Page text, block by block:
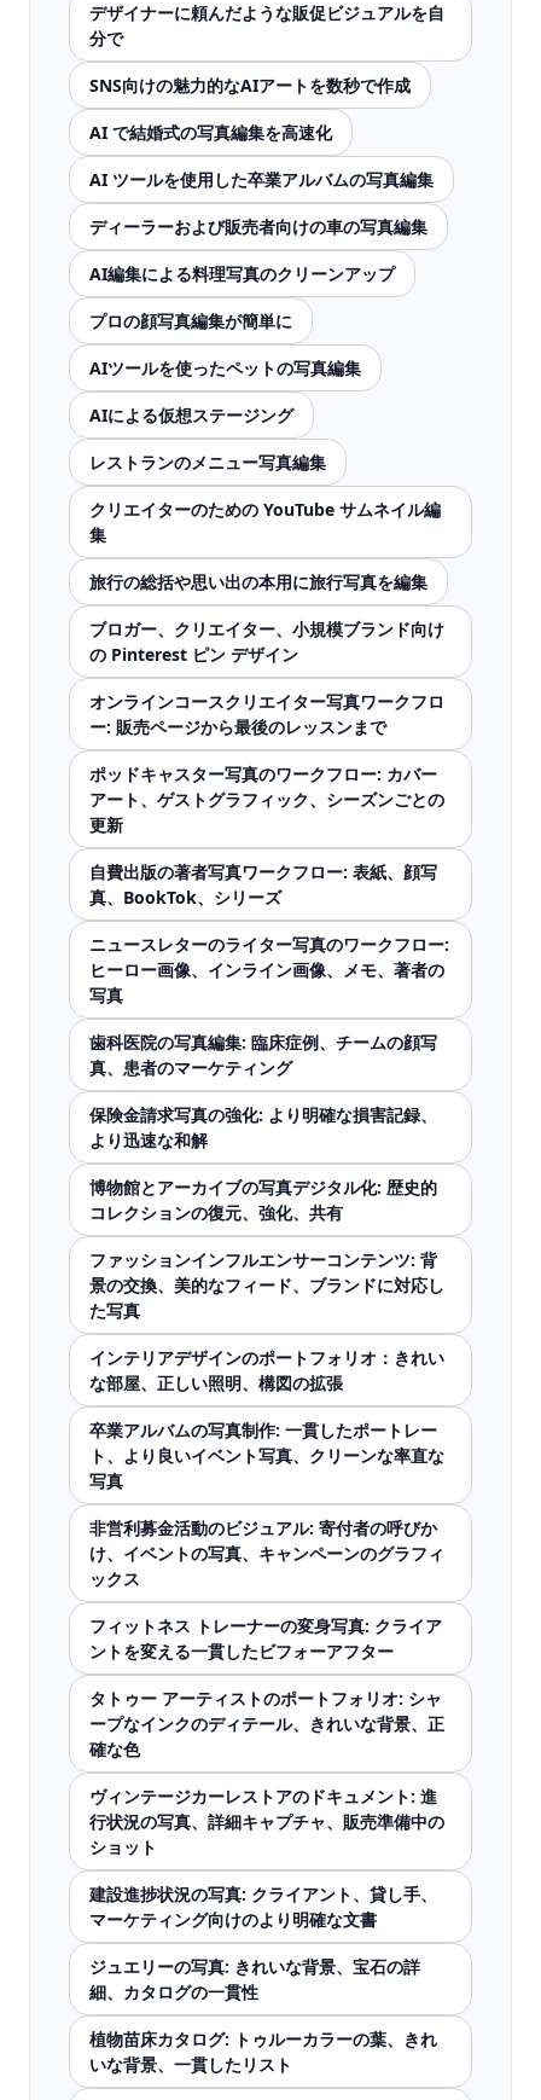
デザイナーに頼んだような販促ビジュアルを自
分で
SNS向けの魅力的なAIアートを数秒で作成
AI で結婚式の写真編集を高速化
AI ツールを使用した卒業アルバムの写真編集
ディーラーおよび販売者向けの車の写真編集
AI編集による料理写真のクリーンアップ
プロの顔写真編集が簡単に
AIツールを使ったペットの写真編集
AIによる仮想ステージング
レストランのメニュー写真編集
クリエイターのための YouTube サムネイル編
集
旅行の総括や思い出の本用に旅行写真を編集
ブロガー、クリエイター、小規模ブランド向け
の Pinterest ピン デザイン
オンラインコースクリエイター写真ワークフロ
ー: 販売ページから最後のレッスンまで
ポッドキャスター写真のワークフロー: カバー
アート、ゲストグラフィック、シーズンごとの
更新
自費出版の著者写真ワークフロー: 表紙、顔写
真、BookTok、シリーズ
ニュースレターのライター写真のワークフロー:
ヒーロー画像、インライン画像、メモ、著者の
写真
歯科医院の写真編集: 臨床症例、チームの顔写
真、患者のマーケティング
保険金請求写真の強化: より明確な損害記録、
より迅速な和解
博物館とアーカイブの写真デジタル化: 歴史的
コレクションの復元、強化、共有
ファッションインフルエンサーコンテンツ: 背
景の交換、美的なフィード、ブランドに対応し
た写真
インテリアデザインのポートフォリオ：きれい
な部屋、正しい照明、構図の拡張
卒業アルバムの写真制作: 一貫したポートレー
ト、より良いイベント写真、クリーンな率直な
写真
非営利募金活動のビジュアル: 寄付者の呼びか
け、イベントの写真、キャンペーンのグラフィ
ックス
フィットネス トレーナーの変身写真: クライア
ントを変える一貫したビフォーアフター
タトゥー アーティストのポートフォリオ: シャ
ープなインクのディテール、きれいな背景、正
確な色
ヴィンテージカーレストアのドキュメント: 進
行状況の写真、詳細キャプチャ、販売準備中の
ショット
建設進捗状況の写真: クライアント、貸し手、
マーケティング向けのより明確な文書
ジュエリーの写真: きれいな背景、宝石の詳
細、カタログの一貫性
植物苗床カタログ: トゥルーカラーの葉、きれ
いな背景、一貫したリスト